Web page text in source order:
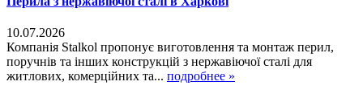
10.07.2026
Компанія Stalkol пропонує виготовлення та монтаж перил,
поручнів та інших конструкцій з нержавіючої сталі для
житлових, комерційних та... подробнее »